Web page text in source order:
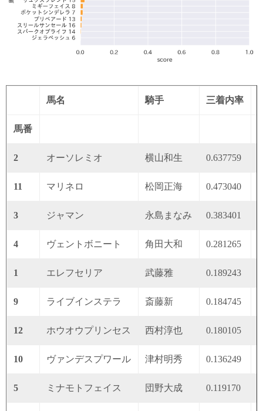
馬名 騎手 三着内率
馬番
2 オーソレミオ 横山和生 0.637759
11 マリネロ 松岡正海 0.473040
3 ジャマン 永島まなみ 0.383401
4 ヴェントボニート 角田大和 0.281265
1 エレフセリア 武藤雅 0.189243
9 ライブインステラ 斎藤新 0.184745
12 ホウオウプリンセス 西村淳也 0.180105
10 ヴァンデスプワール 津村明秀 0.136249
5 ミナモトフェイス 団野大成 0.119170